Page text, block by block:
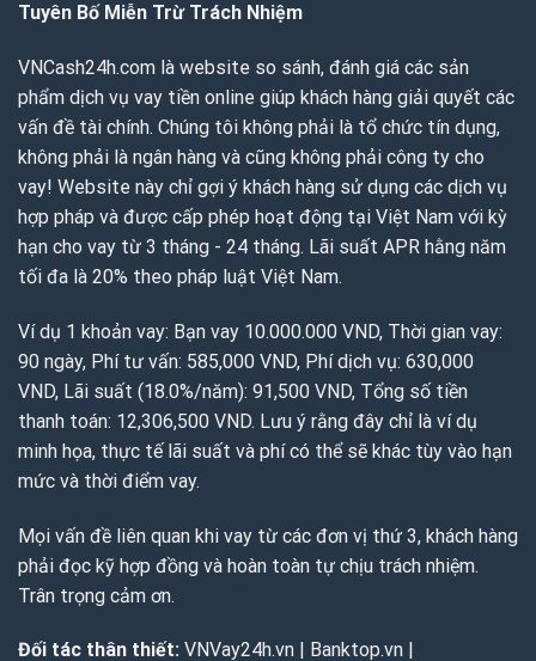
Tuyên Bố Miễn Trừ Trách Nhiệm
VNCash24h.com là website so sánh, đánh giá các sản
phẩm dịch vụ vay tiền online giúp khách hàng giải quyết các
vấn đề tài chính. Chúng tôi không phải là tổ chức tín dụng,
không phải là ngân hàng và cũng không phải công ty cho
vay! Website này chỉ gợi ý khách hàng sử dụng các dịch vụ
hợp pháp và được cấp phép hoạt động tại Việt Nam với kỳ
hạn cho vay từ 3 tháng - 24 tháng. Lãi suất APR hằng năm
tối đa là 20% theo pháp luật Việt Nam.
Ví dụ 1 khoản vay: Bạn vay 10.000.000 VND, Thời gian vay:
90 ngày, Phí tư vấn: 585,000 VND, Phí dịch vụ: 630,000
VND, Lãi suất (18.0%/năm): 91,500 VND, Tổng số tiền
thanh toán: 12,306,500 VND. Lưu ý rằng đây chỉ là ví dụ
minh họa, thực tế lãi suất và phí có thể sẽ khác tùy vào hạn
mức và thời điểm vay.
Mọi vấn đề liên quan khi vay từ các đơn vị thứ 3, khách hàng
phải đọc kỹ hợp đồng và hoàn toàn tự chịu trách nhiệm.
Trân trọng cảm ơn.
Đối tác thân thiết: VNVay24h.vn Banktop.vn